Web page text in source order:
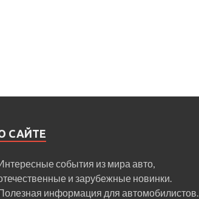
САЙТЕ
события из мира авто,
и зарубежные новинки.
информация для автомобилистов.